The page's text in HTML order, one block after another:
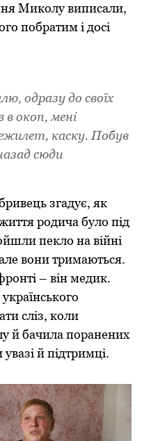
Миколу виписали,
побратим і досі
одразу до своїх
в окоп, мені
каску. Побув
сюди
згадує, як
родича було під
пекло на війні
вони тримаються.
– він медик.
сліз, коли
й бачила поранених
увазі й підтримці.